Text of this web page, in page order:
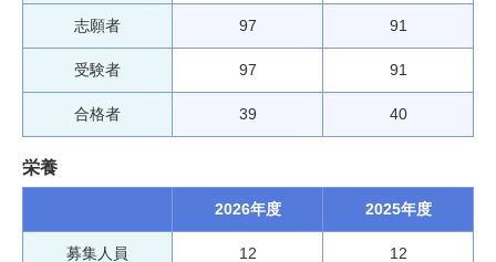
志願者 97 91
受験者 97 91
合格者 39 40
栄養
2026年度 2025年度
募集人員 12 12